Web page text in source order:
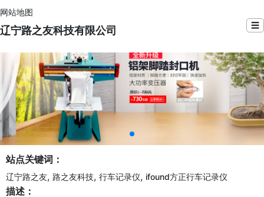
网站地图
辽宁路之友科技有限公司 ☰
站点关键词：
辽宁路之友, 路之友科技, 行车记录仪, ifound方正行车记录仪
描述：